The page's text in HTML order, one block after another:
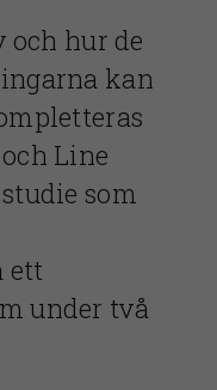
hur de
kan
Line
som
ett
under två